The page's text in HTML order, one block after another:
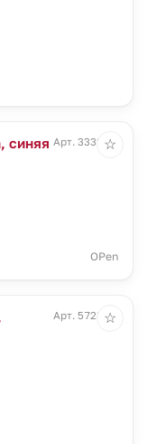
синяя Арт. 3332.40
OPen
☆
Арт. 5728.50
☆